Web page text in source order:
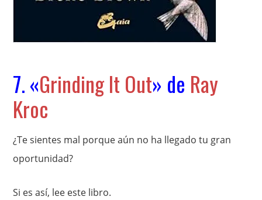
7. «Grinding It Out» de Ray
Kroc
¿Te sientes mal porque aún no ha llegado tu gran
oportunidad?
Si es así, lee este libro.